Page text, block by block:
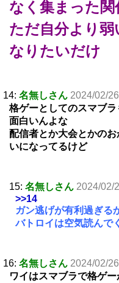
なく集まった
ただ自分より弱
なりたいだけ
14: 名無しさん 2024/02/
格ゲーとしてのスマブ
面白いんよな
配信者とか大会とかの
いになってるけど
15: 名無しさん 2024/02/
>>14
ガン逃げが有利過ぎる
バトロイは空気読んで
16: 名無しさん 2024/02/
ワイはスマブラで格ゲ